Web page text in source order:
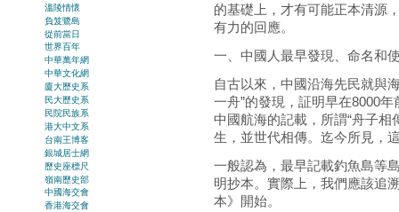
的基礎上，才有可能正本清源
有力的回應。
一、中國人最早發現、命名和
自古以來，中國沿海先民就與
一舟”的發現，証明早在8000
中國航海的記載，所謂“舟子相
生，並世代相傳。迄今所見，
一般認為，最早記載釣魚島等
明抄本。實際上，我們應該追
本》開始。
溫陵情懷
負笈鷺島
從前當日
世界百年
中華萬年網
中華文化網
廈大歷史系
民大歷史系
民院民族系
港大中文系
台南王博客
銀城居士網
歷史座標尺
嶺南歷史部
中國海交會
香港海交會